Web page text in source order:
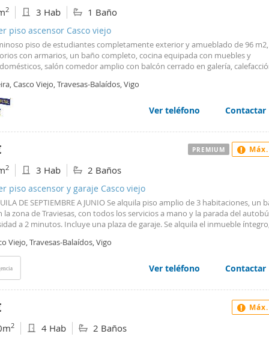
2 3 Hab 1 Baño
piso ascensor Casco viejo
piso de estudiantes completamente exterior y amueblado de 96
con armarios, un baño completo, cocina equipada con muebles y
salón comedor amplio con balcón cerrado en galería,
en las proximidades de plaza américa.
de comunidad están incluidos en el alquiler.
mascotas.
alquila para el curso escolar.
Casco Viejo, Travesas-Balaídos, Vigo
Ver teléfono Contactar
2 3 Hab 2 Baños
piso ascensor y garaje Casco viejo
DE SEPTIEMBRE A JUNIO Se alquila piso amplio de 3 habitaciones, un
la zona de Traviesas, con todos los servicios a mano y la parada del
a 2 minutos. Incluye una plaza de garaje. Se alquila el inmueble íntegro,
mensual del alquiler hay que añadirle 100? , también mensuales, en
agua caliente y agua fría. Se piden 2 meses de fianza, el seguro de
del arrendador.
Viejo, Travesas-Balaídos, Vigo
Ver teléfono Contactar
PREMIUM
2 4 Hab 2 Baños